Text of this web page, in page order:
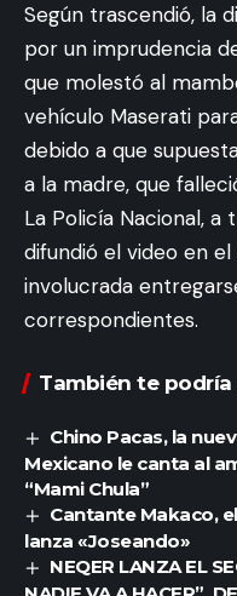
Según trascendió, la
por un imprudencia
que molestó al
vehículo Maserati
debido a que
a la madre, que
La Policía Nacional, a
difundió el video en
involucrada
correspondientes.
También te
Chino Pacas, la
Mexicano le canta al
“Mami Chula”
Cantante Makaco,
lanza «Joseando»
NEQER LANZA EL